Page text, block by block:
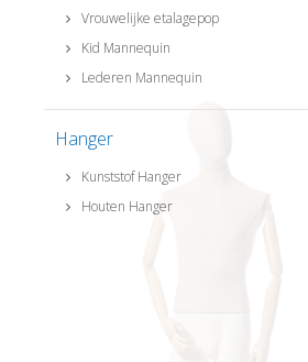
Vrouwelijke etalagepop
Kid Mannequin
Lederen Mannequin
Hanger
Kunststof Hanger
Houten Hanger